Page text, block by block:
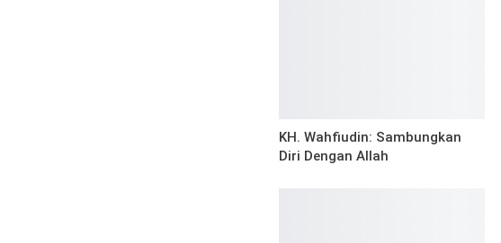
KH. Wahfiudin: Sambungkan
Diri Dengan Allah